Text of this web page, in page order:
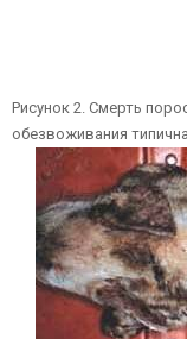
Рисунок 2. Смерть
обезвоживания